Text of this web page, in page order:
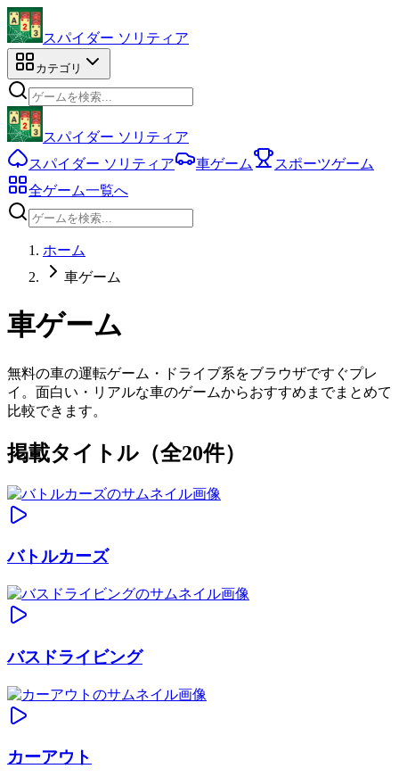
スパイダー ソリティア
カテゴリ
スパイダー ソリティア
スパイダー ソリティア
車ゲーム
スポーツゲーム
全ゲーム一覧へ
ホーム
車ゲーム
車ゲーム
無料の車の運転ゲーム・ドライブ系をブラウザですぐプレ
イ。面白い・リアルな車のゲームからおすすめまでまとめて
比較できます。
掲載タイトル（全20件）
バトルカーズ
バスドライビング
カーアウト